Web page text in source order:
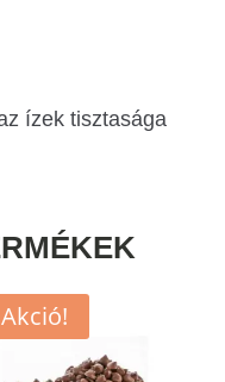
ízek tisztasága
Akció!